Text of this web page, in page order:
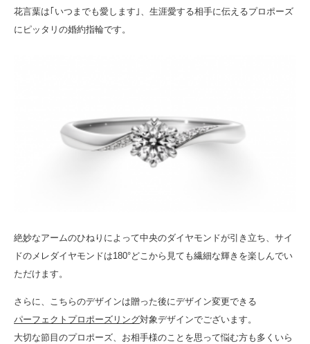
花言葉は｢いつまでも愛します｣、生涯愛する相手に伝えるプロポーズ
にピッタリの婚約指輪です。
絶妙なアームのひねりによって中央のダイヤモンドが引き立ち、サイ
ドのメレダイヤモンドは180°どこから見ても繊細な輝きを楽しんでい
ただけます。
さらに、こちらのデザインは贈った後にデザイン変更できる
パーフェクトプロポーズリング対象デザインでございます。
大切な節目のプロポーズ、お相手様のことを思って悩む方も多くいら